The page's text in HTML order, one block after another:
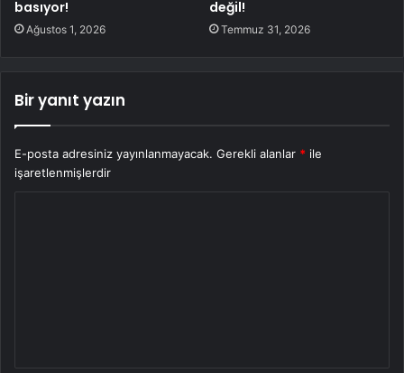
basıyor!
Ağustos 1, 2026
değil!
Temmuz 31, 2026
Bir yanıt yazın
E-posta adresiniz yayınlanmayacak. Gerekli alanlar * ile
işaretlenmişlerdir